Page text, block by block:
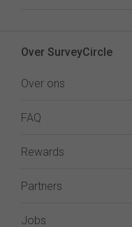
Over SurveyCircle
Over ons
FAQ
Rewards
Partners
Jobs